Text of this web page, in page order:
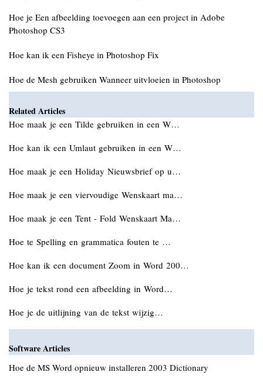
Hoe je Een afbeelding toevoegen aan een project in Adobe
Photoshop CS3
Hoe kan ik een Fisheye in Photoshop Fix
Hoe de Mesh gebruiken Wanneer uitvloeien in Photoshop
Related Articles
Hoe maak je een Tilde gebruiken in een W…
Hoe kan ik een Umlaut gebruiken in een W…
Hoe maak je een Holiday Nieuwsbrief op u…
Hoe maak je een viervoudige Wenskaart ma…
Hoe maak je een Tent - Fold Wenskaart Ma…
Hoe te Spelling en grammatica fouten te …
Hoe kan ik een document Zoom in Word 200…
Hoe je tekst rond een afbeelding in Word…
Hoe je de uitlijning van de tekst wijzig…
Software Articles
Hoe de MS Word opnieuw installeren 2003 Dictionary